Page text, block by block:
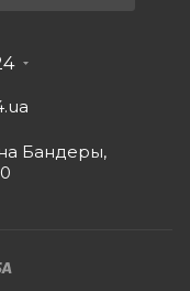
Бандеры,